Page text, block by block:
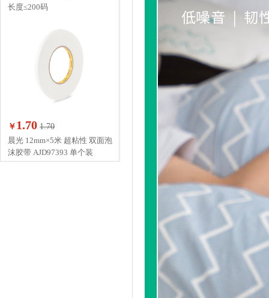
长度≤200码
￥ 1.70 1.70
晨光 12mm×5米 超粘性 双面泡
沫胶带 AJD97393 单个装